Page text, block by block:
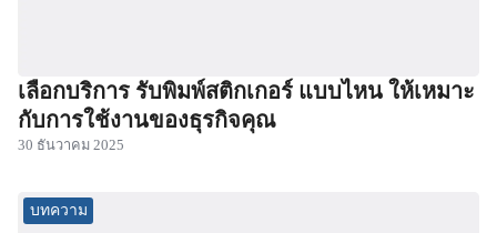
เลือกบริการ รับพิมพ์สติกเกอร์ แบบไหน ให้เหมาะ
กับการใช้งานของธุรกิจคุณ
30 ธันวาคม 2025
บทความ